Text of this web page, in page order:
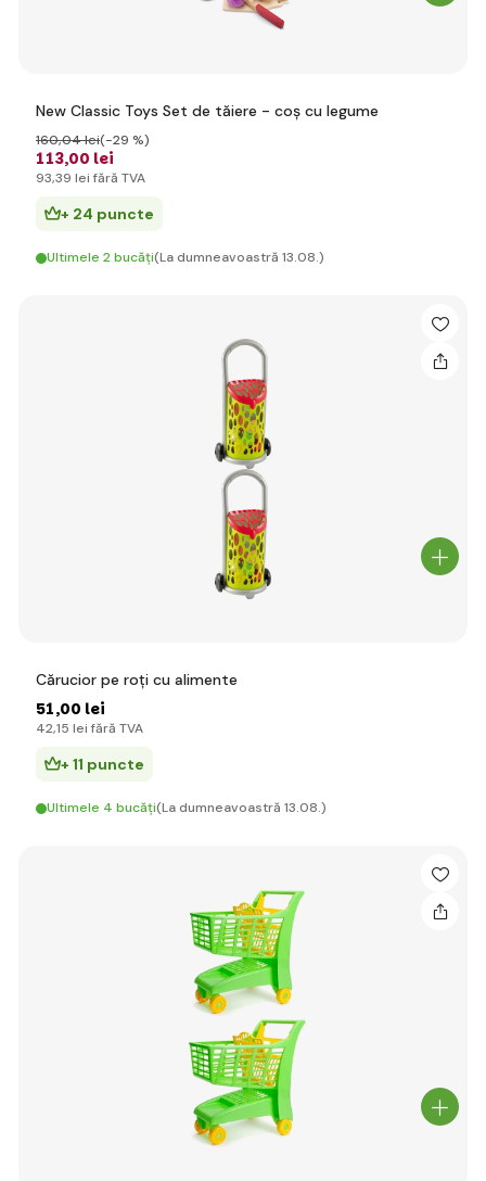
New Classic Toys Set de tăiere - coș cu legume
113,00 lei
160,04 lei(-29 %)
93,39 lei fără TVA
+ 24 puncte
Ultimele 2 bucăți(La dumneavoastră 13.08.)
Cărucior pe roți cu alimente
51,00 lei
42,15 lei fără TVA
+ 11 puncte
Ultimele 4 bucăți(La dumneavoastră 13.08.)